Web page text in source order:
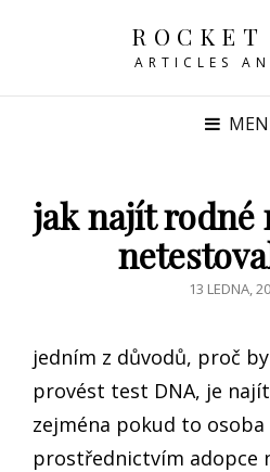
ARTICLES
jak najít rodné
POSTED
13 LEDNA,
jedním z důvodů, proč
provést test DNA, je
zejména pokud to
prostřednictvím adopce